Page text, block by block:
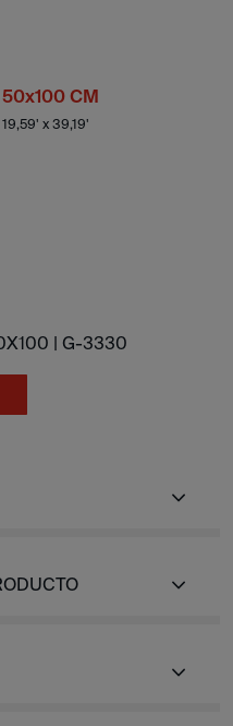
50x100 CM
19,59' x 39,19'
| G-3330